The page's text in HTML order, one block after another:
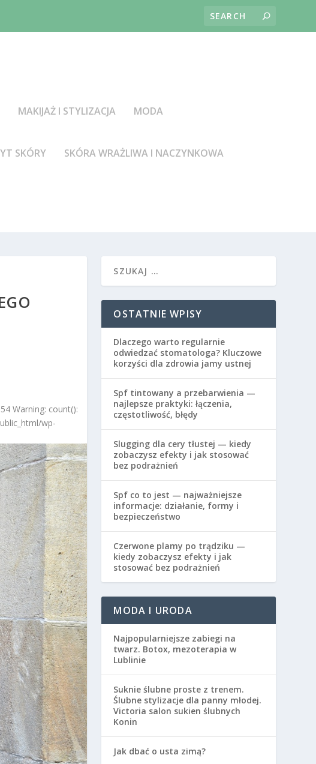
MAKIJAŻ I STYLIZACJA MODA
SKÓRY SKÓRA WRAŻLIWA I NACZYNKOWA
Warning: count():
wp-
OSTATNIE WPISY
Dlaczego warto regularnie
odwiedzać stomatologa? Kluczowe
korzyści dla zdrowia jamy ustnej
Spf tintowany a przebarwienia —
najlepsze praktyki: łączenia,
częstotliwość, błędy
Slugging dla cery tłustej — kiedy
zobaczysz efekty i jak stosować
bez podrażnień
Spf co to jest — najważniejsze
informacje: działanie, formy i
bezpieczeństwo
Czerwone plamy po trądziku —
kiedy zobaczysz efekty i jak
stosować bez podrażnień
MODA I URODA
Najpopularniejsze zabiegi na
twarz. Botox, mezoterapia w
Lublinie
Suknie ślubne proste z trenem.
Ślubne stylizacje dla panny młodej.
Victoria salon sukien ślubnych
Konin
Jak dbać o usta zimą?